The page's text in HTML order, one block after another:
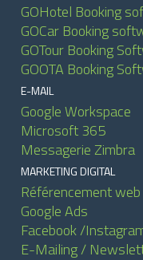
GOHotel Booking
GOCar Booking
GOTour Booking
GOOTA Booking
E-MAIL
Google Workspace
Microsoft 365
Messagerie Zimbra
MARKETING DIGITAL
Référencement web
Google Ads
Facebook /
E-Mailing /